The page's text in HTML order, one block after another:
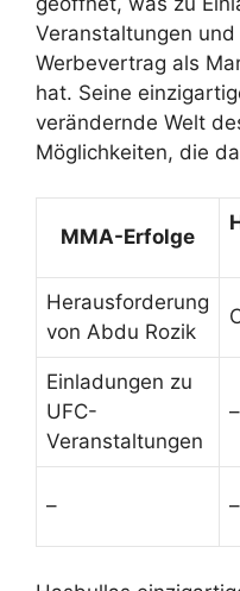
Veranstaltungen
Werbevertrag als
hat. Seine
verändernde Welt
Möglichkeiten, die
MMA-Erfolge
Herausforderung
von Abdu Rozik
Einladungen zu
UFC-
Veranstaltungen
–
– –